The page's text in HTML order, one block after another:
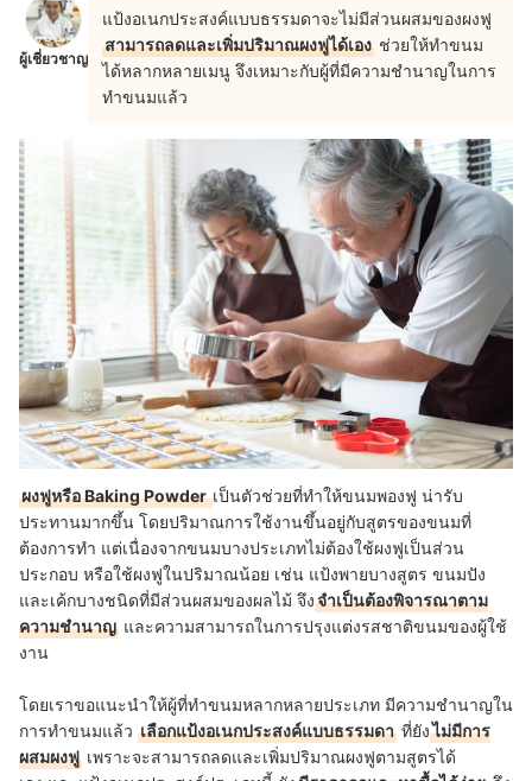
ผู้เชี่ยวชาญ
แป้งอเนกประสงค์แบบธรรมดาจะไม่มีส่วนผสมของผงฟู
สามารถลดและเพิ่มปริมาณผงฟูได้เอง ช่วยให้ทำขนม
ได้หลากหลายเมนู จึงเหมาะกับผู้ที่มีความชำนาญในการ
ทำขนมแล้ว
ผงฟูหรือ Baking Powderเป็นตัวช่วยที่ทำให้ขนมพองฟู น่ารับ
ประทานมากขึ้น โดยปริมาณการใช้งานขึ้นอยู่กับสูตรของขนมที่
ต้องการทำ แต่เนื่องจากขนมบางประเภทไม่ต้องใช้ผงฟูเป็นส่วน
ประกอบ หรือใช้ผงฟูในปริมาณน้อย เช่น แป้งพายบางสูตร ขนมปัง
และเค้กบางชนิดที่มีส่วนผสมของผลไม้ จึงจำเป็นต้องพิจารณาตาม
ความชำนาญ และความสามารถในการปรุงแต่งรสชาติขนมของผู้ใช้
งาน
โดยเราขอแนะนำให้ผู้ที่ทำขนมหลากหลายประเภท มีความชำนาญใน
การทำขนมแล้ว เลือกแป้งอเนกประสงค์แบบธรรมดา ที่ยังไม่มีการ
ผสมผงฟู เพราะจะสามารถลดและเพิ่มปริมาณผงฟูตามสูตรได้